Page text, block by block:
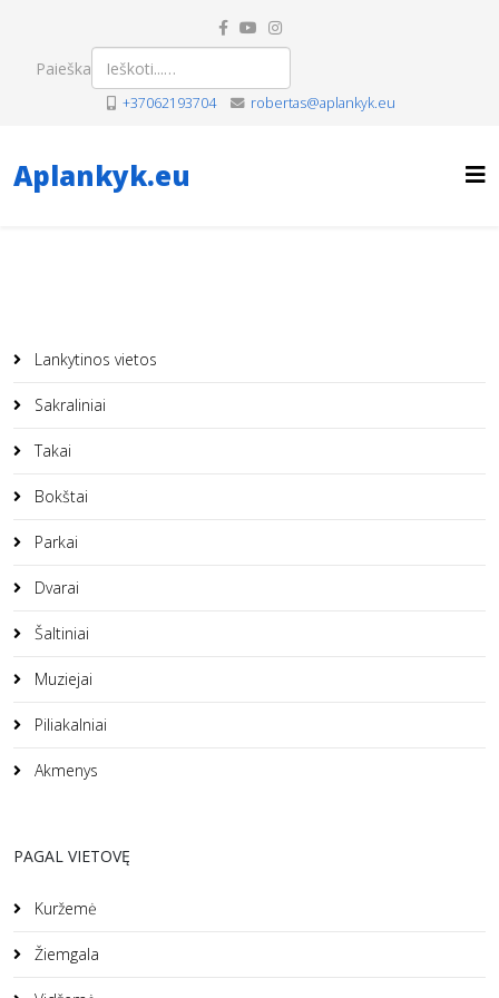
Paieška
+37062193704 robertas@aplankyk.eu
Aplankyk.eu
Lankytinos vietos
Sakraliniai
Takai
Bokštai
Parkai
Dvarai
Šaltiniai
Muziejai
Piliakalniai
Akmenys
PAGAL VIETOVĘ
Kuržemė
Žiemgala